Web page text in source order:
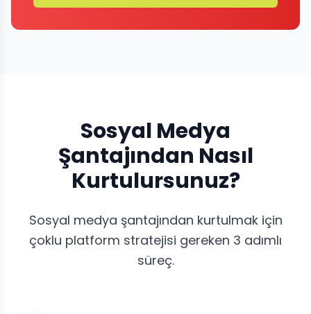
Sosyal Medya
Şantajından Nasıl
Kurtulursunuz?
Sosyal medya şantajından kurtulmak için
çoklu platform stratejisi gereken 3 adımlı
süreç.